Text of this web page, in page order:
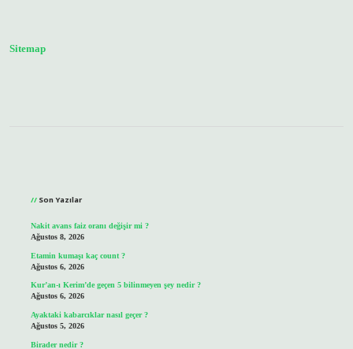
Sitemap
Son Yazılar
Nakit avans faiz oranı değişir mi ?
Ağustos 8, 2026
Etamin kumaşı kaç count ?
Ağustos 6, 2026
Kur’an-ı Kerim’de geçen 5 bilinmeyen şey nedir ?
Ağustos 6, 2026
Ayaktaki kabarcıklar nasıl geçer ?
Ağustos 5, 2026
Birader nedir ?